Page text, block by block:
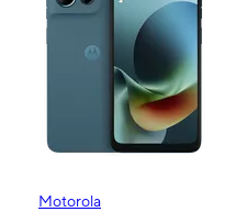
Motorola